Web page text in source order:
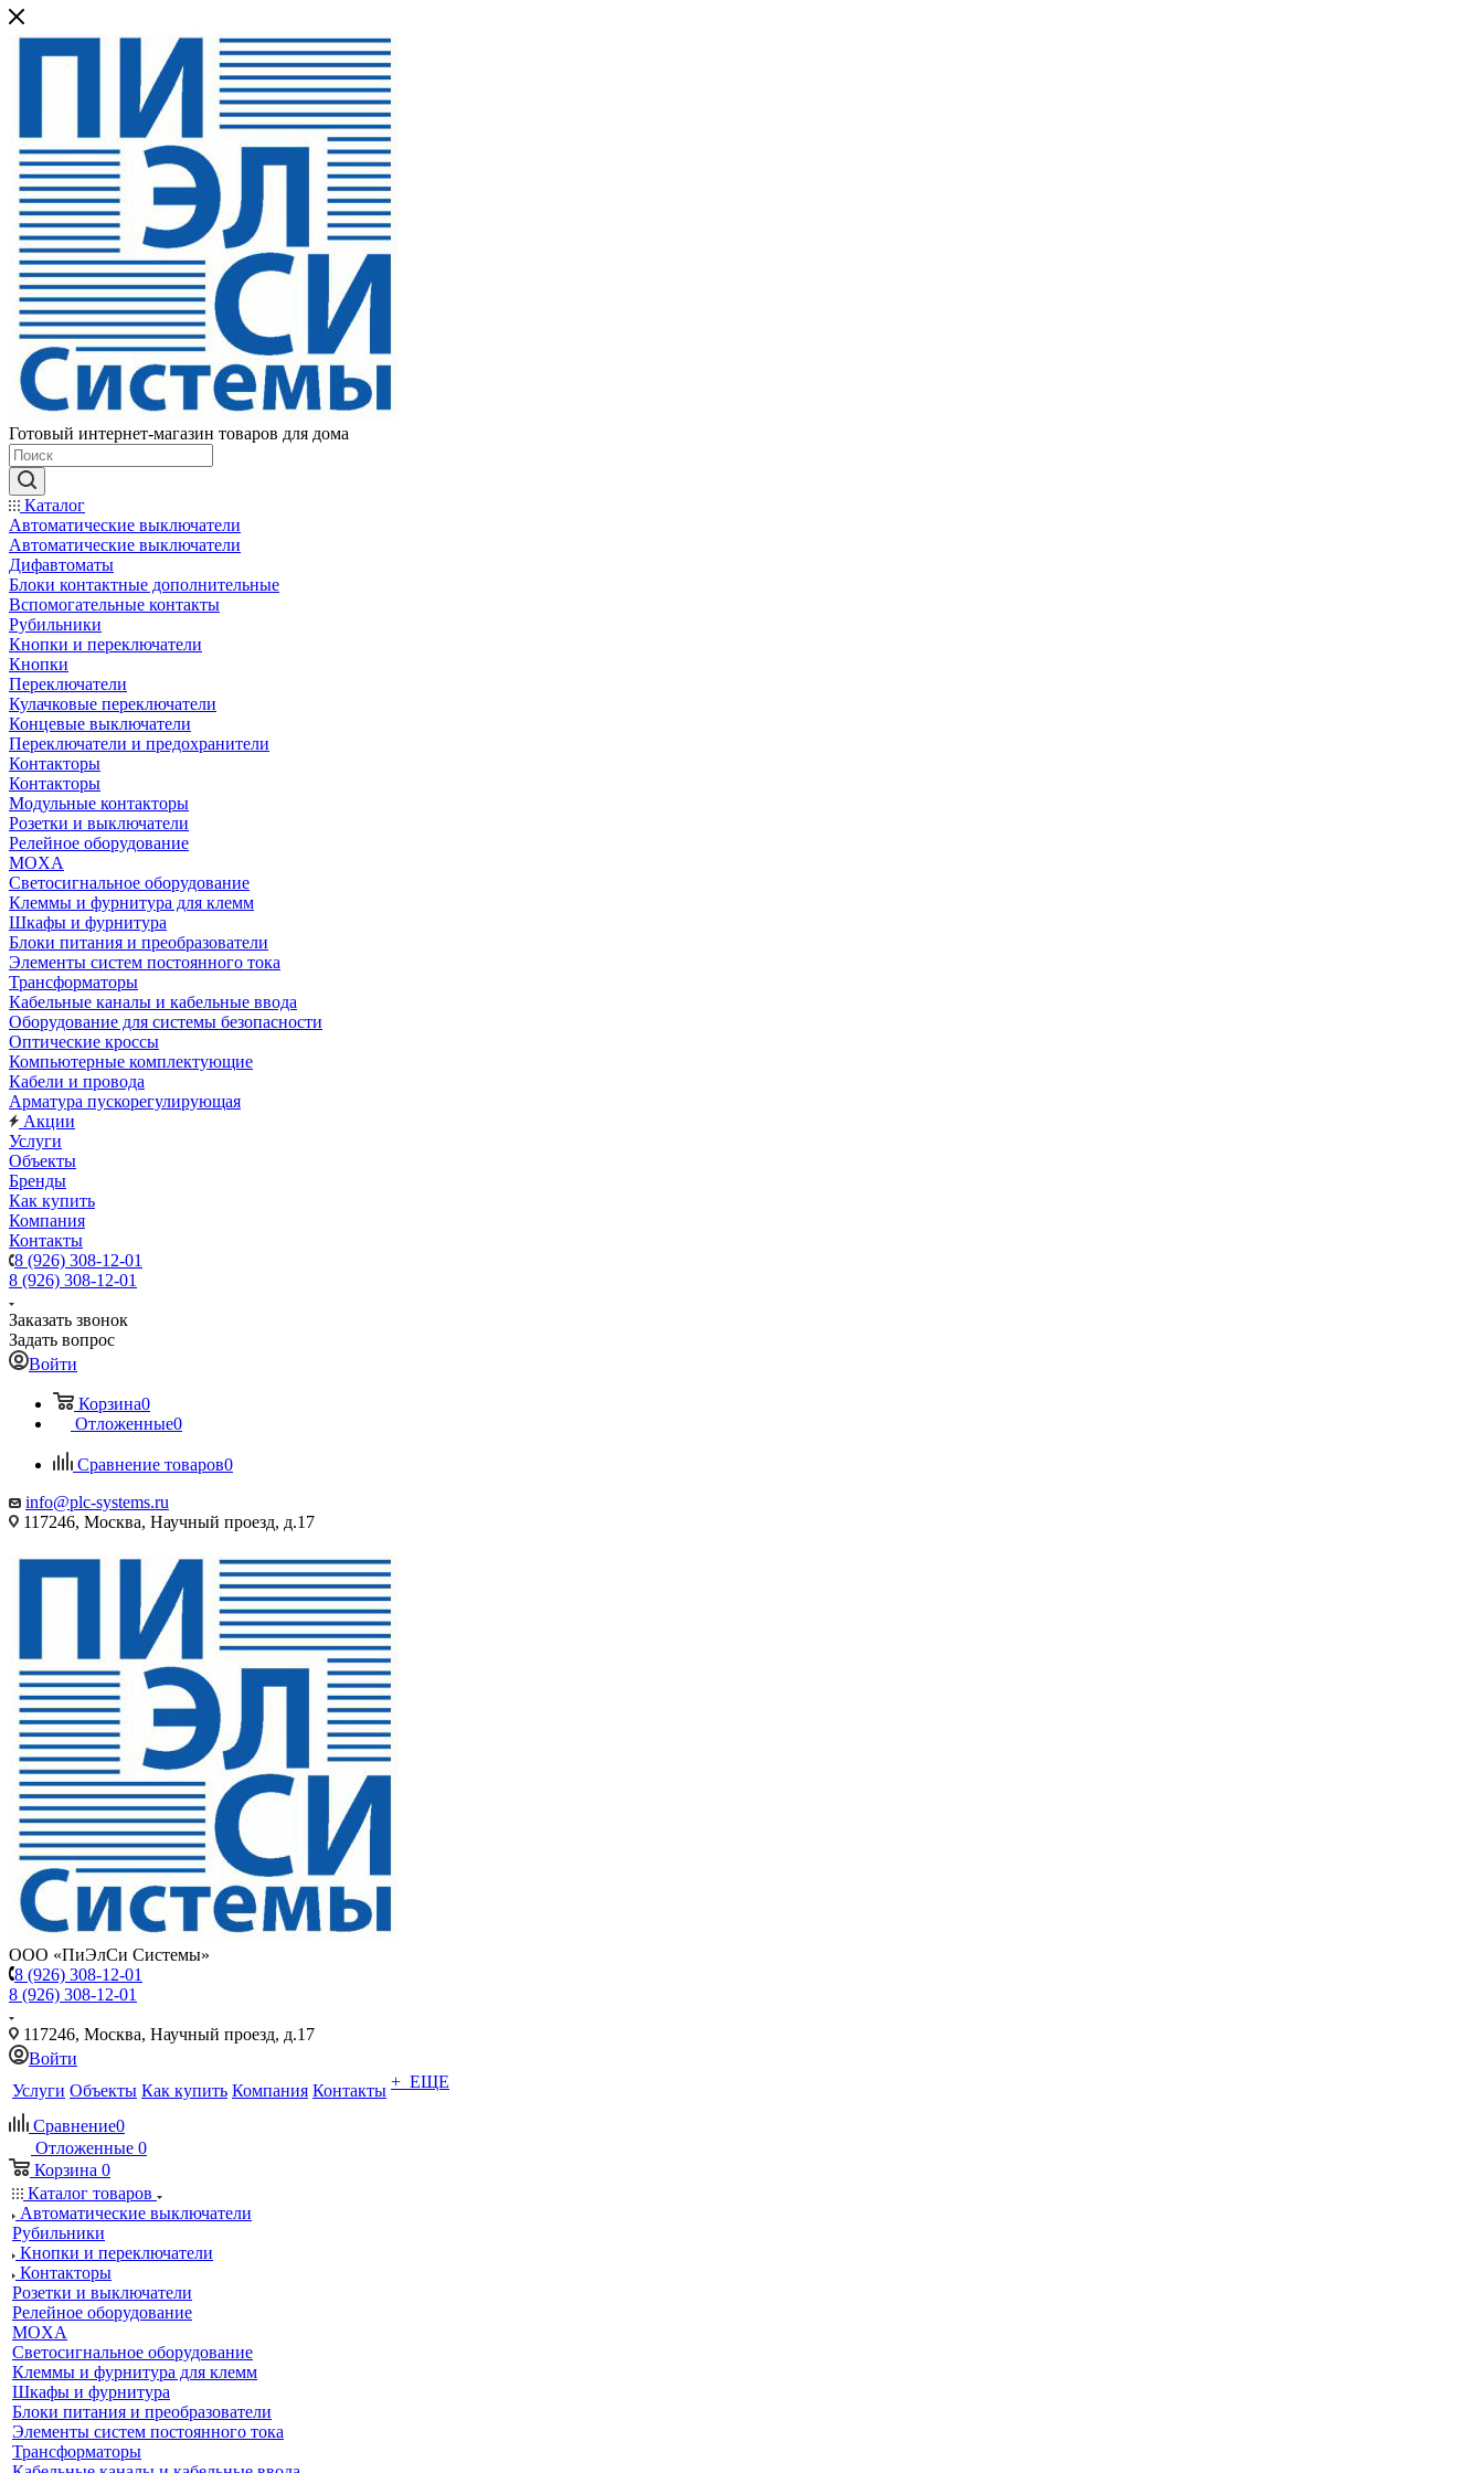
Готовый интернет-магазин товаров для дома
Каталог
Автоматические выключатели
Автоматические выключатели
Дифавтоматы
Блоки контактные дополнительные
Вспомогательные контакты
Рубильники
Кнопки и переключатели
Кнопки
Переключатели
Кулачковые переключатели
Концевые выключатели
Переключатели и предохранители
Контакторы
Контакторы
Модульные контакторы
Розетки и выключатели
Релейное оборудование
MOXA
Светосигнальное оборудование
Клеммы и фурнитура для клемм
Шкафы и фурнитура
Блоки питания и преобразователи
Элементы систем постоянного тока
Трансформаторы
Кабельные каналы и кабельные ввода
Оборудование для системы безопасности
Оптические кроссы
Компьютерные комплектующие
Кабели и провода
Арматура пускорегулирующая
Акции
Услуги
Объекты
Бренды
Как купить
Компания
Контакты
8 (926) 308-12-01
8 (926) 308-12-01
Заказать звонок
Задать вопрос
Войти
Корзина0
Отложенные0
Сравнение товаров0
info@plc-systems.ru
117246, Москва, Научный проезд, д.17
ООО «ПиЭлСи Системы»
8 (926) 308-12-01
8 (926) 308-12-01
117246, Москва, Научный проезд, д.17
Войти
Услуги Объекты Как купить Компания Контакты + ЕЩЕ
Сравнение0
Отложенные 0
Корзина 0
Каталог товаров
Автоматические выключатели
Рубильники
Кнопки и переключатели
Контакторы
Розетки и выключатели
Релейное оборудование
MOXA
Светосигнальное оборудование
Клеммы и фурнитура для клемм
Шкафы и фурнитура
Блоки питания и преобразователи
Элементы систем постоянного тока
Трансформаторы